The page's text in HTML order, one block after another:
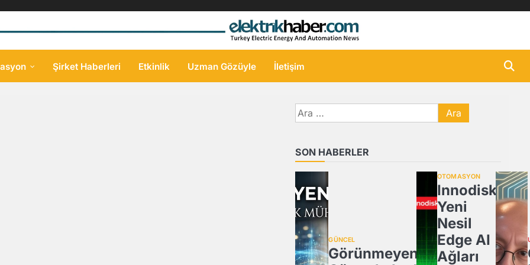
Şirket Haberleri Etkinlik Uzman Gözüyle İletişim
Arama:
SON HABERLER
GÜNCEL
Görünmeyeni
OTOMASYON
Innodisk,
Yeni
Nesil
Edge AI
Ağları